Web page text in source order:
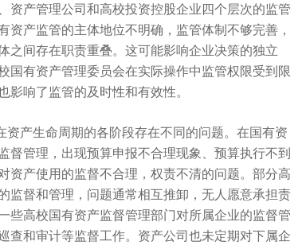
资产管理公司和高校投资控股企业四个层次的监管
资产监管的主体地位不明确，监管体制不够完善，
之间存在职责重叠。这可能影响企业决策的独立
国有资产管理委员会在实际操作中监管权限受到限
影响了监管的及时性和有效性。
产生命周期的各阶段存在不同的问题。在国有资
督管理，出现预算申报不合理现象、预算执行不到
资产使用的监督不合理，权责不清的问题。部分高
监督和管理，问题通常相互推卸，无人愿意承担责
些高校国有资产监督管理部门对所属企业的监督管
查和审计等监督工作。资产公司也未定期对下属企